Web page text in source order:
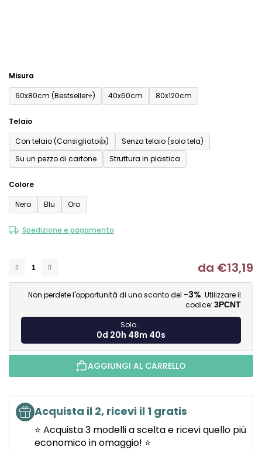
Misura
60x80cm (Bestseller⭐)
40x60cm 80x120cm
Telaio
Con telaio (Consigliato👍)
Senza telaio (solo tela)
Su un pezzo di cartone
Struttura in plastica
Colore
Nero
Blu Oro
Spedizione e pagamento
da €13,19
Non perdete l'opportunità di uno sconto del -3%. Utilizzare il
codice: 3PCNT
Solo...
0d 20h 48m 40s
AGGIUNGI AL CARRELLO
Acquista il 2, ricevi il 1 gratis
⭐ Acquista 3 modelli a scelta e ricevi quello più
economico in omaggio! ⭐